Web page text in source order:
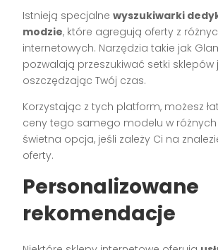
Istnieją specjalnewyszukiwarki
modzie, które agregują oferty z
internetowych. Narzędzia takie jak
pozwalają przeszukiwać setki sklepów
oszczędzając Twój czas.
Korzystając z tych platform, możesz
ceny tego samego modelu w różnych
świetna opcja, jeśli zależy Ci na
oferty.
Personalizowane
rekomendacje